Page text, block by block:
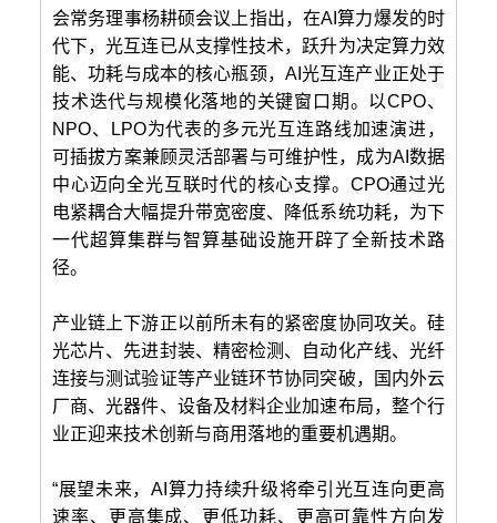
会常务理事杨耕硕会议上指出，在AI算力爆发的时
代下，光互连已从支撑性技术，跃升为决定算力效
能、功耗与成本的核心瓶颈，AI光互连产业正处于
技术迭代与规模化落地的关键窗口期。以CPO、
NPO、LPO为代表的多元光互连路线加速演进，
可插拔方案兼顾灵活部署与可维护性，成为AI数据
中心迈向全光互联时代的核心支撑。CPO通过光
电紧耦合大幅提升带宽密度、降低系统功耗，为下
一代超算集群与智算基础设施开辟了全新技术路
径。
产业链上下游正以前所未有的紧密度协同攻关。硅
光芯片、先进封装、精密检测、自动化产线、光纤
连接与测试验证等产业链环节协同突破，国内外云
厂商、光器件、设备及材料企业加速布局，整个行
业正迎来技术创新与商用落地的重要机遇期。
“展望未来，AI算力持续升级将牵引光互连向更高
速率、更高集成、更低功耗、更高可靠性方向发